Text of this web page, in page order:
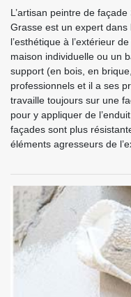
L’artisan peintre de
Grasse est un expert
l’esthétique à l’extérieur
maison individuelle ou un
support (en bois, en
professionnels et il a ses
travaille toujours sur une
pour y appliquer de
façades sont plus
éléments agresseurs de